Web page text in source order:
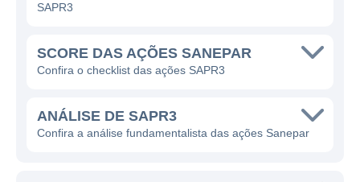
vida de seus usuários, promovendo o acesso
população paranaense.
abastecimento de água, onde atua na
captação, tratamento e distribuição de água
SAPR3
SCORE DAS AÇÕES SANEPAR
Confira o checklist das ações SAPR3
ANÁLISE DE SAPR3
Confira a análise fundamentalista das ações Sanepar